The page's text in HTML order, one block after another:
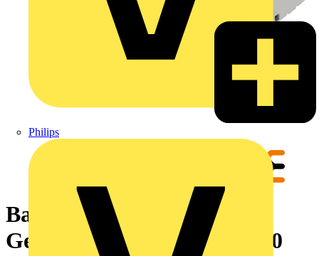
Philips
Basiselement (Modulares
Gehäuse), Breite: 17.5 , IP20